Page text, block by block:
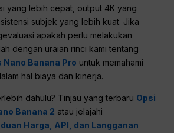
yang lebih cepat, output 4K yang
subjek yang lebih kuat. Jika
apakah perlu melakukan
dengan uraian rinci kami tentang
Nano Banana Pro untuk memahami
hal biaya dan kinerja.
dahulu? Tinjau yang terbaru Opsi
Banana 2 atau jelajahi
Harga, API, dan Langganan